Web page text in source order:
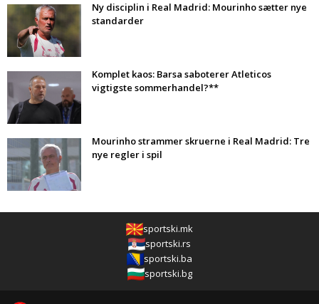
Ny disciplin i Real Madrid: Mourinho sætter nye
standarder
Komplet kaos: Barsa saboterer Atleticos
vigtigste sommerhandel?**
Mourinho strammer skruerne i Real Madrid: Tre
nye regler i spil
sportski.mk
sportski.rs
sportski.ba
sportski.bg